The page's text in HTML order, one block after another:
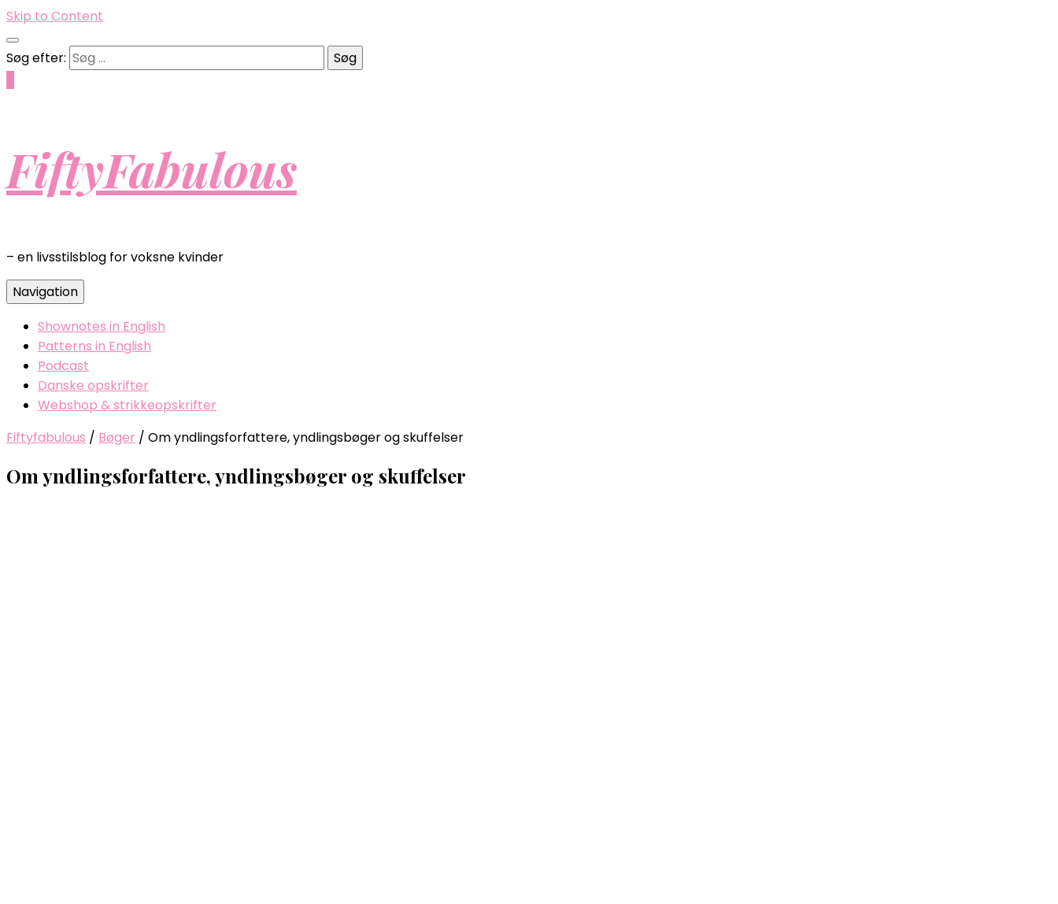
Skip to Content
Søg efter:
FiftyFabulous
– en livsstilsblog for voksne kvinder
Navigation
Shownotes in English
Patterns in English
Podcast
Danske opskrifter
Webshop & strikkeopskrifter
Fiftyfabulous / Bøger / Om yndlingsforfattere, yndlingsbøger og skuffelser
Om yndlingsforfattere, yndlingsbøger og skuffelser